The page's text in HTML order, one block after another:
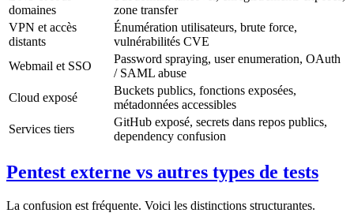
domaines
zone transfer
VPN et accès
distants
Énumération utilisateurs, brute force,
vulnérabilités CVE
Webmail et SSO
Password spraying, user enumeration, OAuth
/ SAML abuse
Cloud exposé
Buckets publics, fonctions exposées,
métadonnées accessibles
Services tiers
GitHub exposé, secrets dans repos publics,
dependency confusion
Pentest externe vs autres types de tests
La confusion est fréquente. Voici les distinctions structurantes.